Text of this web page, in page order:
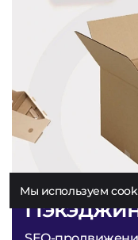
Мы используем